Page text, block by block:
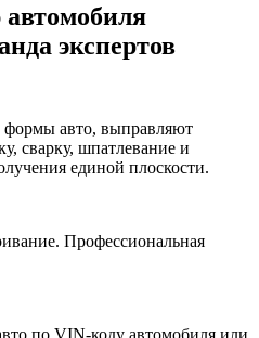
экспертов
формы авто, выправляют
сварку, шпатлевание и
единой плоскости.
Профессиональная
по VIN-коду автомобиля или